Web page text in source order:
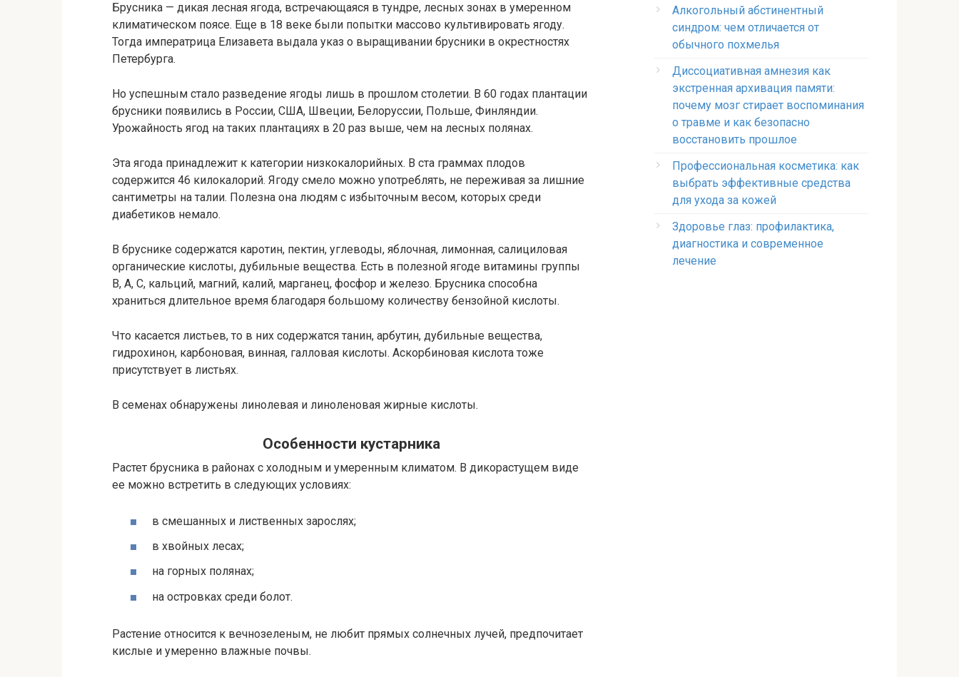
Брусника — дикая лесная ягода, встречающаяся в тундре, лесных зонах в умеренном
климатическом поясе. Еще в 18 веке были попытки массово культивировать ягоду.
Тогда императрица Елизавета выдала указ о выращивании брусники в окрестностях
Петербурга.
Но успешным стало разведение ягоды лишь в прошлом столетии. В 60 годах плантации
брусники появились в России, США, Швеции, Белоруссии, Польше, Финляндии.
Урожайность ягод на таких плантациях в 20 раз выше, чем на лесных полянах.
Эта ягода принадлежит к категории низкокалорийных. В ста граммах плодов
содержится 46 килокалорий. Ягоду смело можно употреблять, не переживая за лишние
сантиметры на талии. Полезна она людям с избыточным весом, которых среди
диабетиков немало.
В бруснике содержатся каротин, пектин, углеводы, яблочная, лимонная, салициловая
органические кислоты, дубильные вещества. Есть в полезной ягоде витамины группы
В, А, С, кальций, магний, калий, марганец, фосфор и железо. Брусника способна
храниться длительное время благодаря большому количеству бензойной кислоты.
Что касается листьев, то в них содержатся танин, арбутин, дубильные вещества,
гидрохинон, карбоновая, винная, галловая кислоты. Аскорбиновая кислота тоже
присутствует в листьях.
В семенах обнаружены линолевая и линоленовая жирные кислоты.
Особенности кустарника
Растет брусника в районах с холодным и умеренным климатом. В дикорастущем виде
ее можно встретить в следующих условиях:
в смешанных и лиственных зарослях;
в хвойных лесах;
на горных полянах;
на островках среди болот.
Растение относится к вечнозеленым, не любит прямых солнечных лучей, предпочитает
кислые и умеренно влажные почвы.
Алкогольный абстинентный
синдром: чем отличается от
обычного похмелья
Диссоциативная амнезия как
экстренная архивация памяти:
почему мозг стирает воспоминания
о травме и как безопасно
восстановить прошлое
Профессиональная косметика: как
выбрать эффективные средства
для ухода за кожей
Здоровье глаз: профилактика,
диагностика и современное
лечение